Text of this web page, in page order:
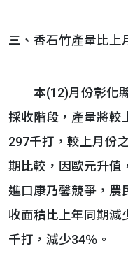
三、香石竹產量比上
本(12)月份彰化縣
採收階段，產量將較
297千打，較上月份
期比較，因歐元升值
進口康乃馨競爭，農
收面積比上年同期減
千打，減少34％。